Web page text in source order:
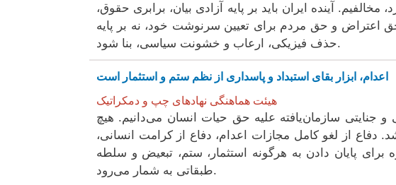
آینده ایران باید بر پایه آزادی بیان، برابری حقوق،
اعتراض و حق مردم برای تعیین سرنوشت خود، نه بر پایه
حذف فیزیکی، ارعاب و خشونت سیاسی، بنا شود.
اعدام، ابزار بقای استبداد و پاسداری از نظم ستم و استثمار است
هیئت هماهنگی نهادهای چپ و دمکراتیک
جنایتی سازمان‌یافته علیه حق حیات انسان می‌دانیم. هیچ
دفاع از لغو کامل مجازات اعدام، دفاع از کرامت انسانی،
برای پایان دادن به هرگونه استثمار، ستم، تبعیض و سلطه
طبقاتی به شمار می‌رود.